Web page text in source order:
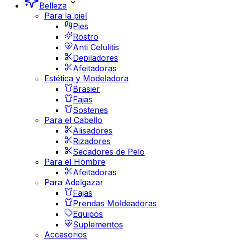
Belleza
Para la piel
Pies
Rostro
Anti Celulitis
Depiladores
Afeitadoras
Estética y Modeladora
Brasier
Fajas
Sostenes
Para el Cabello
Alisadores
Rizadores
Secadores de Pelo
Para el Hombre
Afeitadoras
Para Adelgazar
Fajas
Prendas Moldeadoras
Equipos
Suplementos
Accesorios